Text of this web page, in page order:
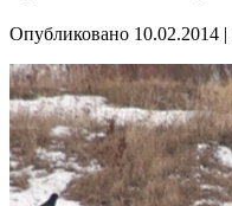
Опубликовано 10.02.2014 |